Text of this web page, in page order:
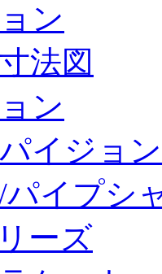
ン
法図
ン
イジョン
イプシ
ーズ